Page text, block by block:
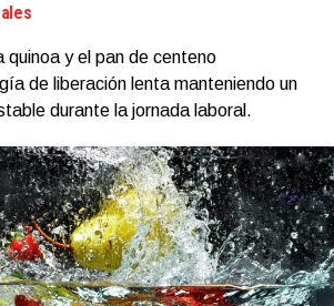
quinoa y el pan de centeno
de liberación lenta manteniendo un
durante la jornada laboral.